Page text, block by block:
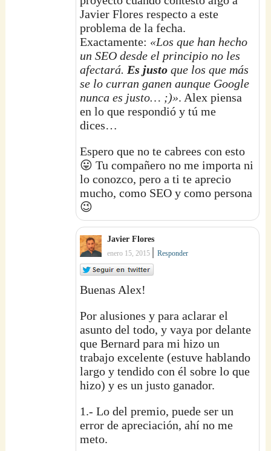
Javier Flores respecto a este
problema de la fecha.
Exactamente: «Los que han hecho
un SEO desde el principio no les
afectará. Es justo que los que más
se lo curran ganen aunque Google
nunca es justo… ;)». Alex piensa
en lo que respondió y tú me
dices…
Espero que no te cabrees con esto
😛 Tu compañero no me importa ni
lo conozco, pero a ti te aprecio
mucho, como SEO y como persona
😉
Javier Flores
enero 15, 2015 | Responder
Buenas Alex!
Por alusiones y para aclarar el
asunto del todo, y vaya por delante
que Bernard para mi hizo un
trabajo excelente (estuve hablando
largo y tendido con él sobre lo que
hizo) y es un justo ganador.
1.- Lo del premio, puede ser un
error de apreciación, ahí no me
meto.